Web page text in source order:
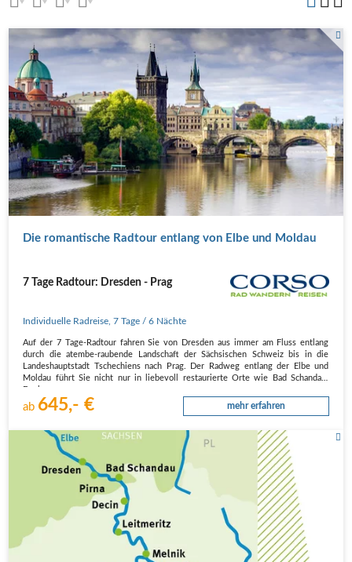
Foto: Michael Corso
Die romantische Radtour entlang von Elbe und Moldau
7 Tage Radtour: Dresden - Prag
Individuelle Radreise ,7 Tage / 6 Nächte
Auf der 7 Tage-Radtour fahren Sie von Dresden aus immer am Fluss entlang
durch die atembe-raubende Landschaft der Sächsischen Schweiz bis in die
Landeshauptstadt Tschechiens nach Prag. Der Radweg entlang der Elbe und
Moldau führt Sie nicht nur in liebevoll restaurierte Orte wie Bad Schandau,
ab 645,- € mehr erfahren